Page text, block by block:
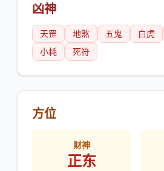
凶神
天罡 地煞 五鬼 白虎
小耗
死符
方位
财神
正东